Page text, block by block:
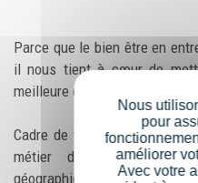
Parce que le bien être en
il nous tient à cœur de
meilleure qualité de vie
Cadre de travail agréable
métier de
géographique permettant
Nous
pour
améliorer
Avec votre